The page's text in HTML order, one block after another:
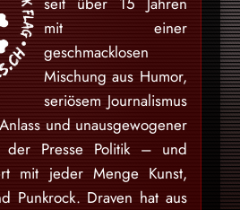
mit einer
geschmacklosen
Mischung aus Humor,
seriösem Journalismus
und unausgewogener
der Presse Politik – und
mit jeder Menge Kunst,
Punkrock. Draven hat aus